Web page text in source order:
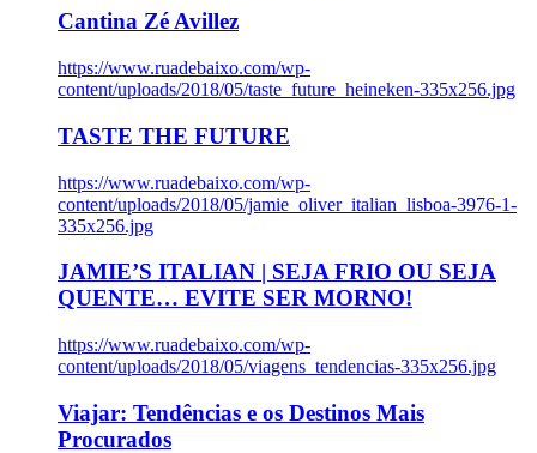
Cantina Zé Avillez
https://www.ruadebaixo.com/wp-
content/uploads/2018/05/taste_future_heineken-335x256.jpg
TASTE THE FUTURE
https://www.ruadebaixo.com/wp-
content/uploads/2018/05/jamie_oliver_italian_lisboa-3976-1-
335x256.jpg
JAMIE’S ITALIAN | SEJA FRIO OU SEJA
QUENTE… EVITE SER MORNO!
https://www.ruadebaixo.com/wp-
content/uploads/2018/05/viagens_tendencias-335x256.jpg
Viajar: Tendências e os Destinos Mais
Procurados